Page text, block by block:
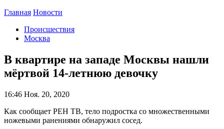
Главная Новости
Происшествия
Москва
В квартире на западе Москвы нашли
мёртвой 14-летнюю девочку
16:46 Ноя. 20, 2020
Как сообщает РЕН ТВ, тело подростка со множественными
ножевыми ранениями обнаружил сосед.